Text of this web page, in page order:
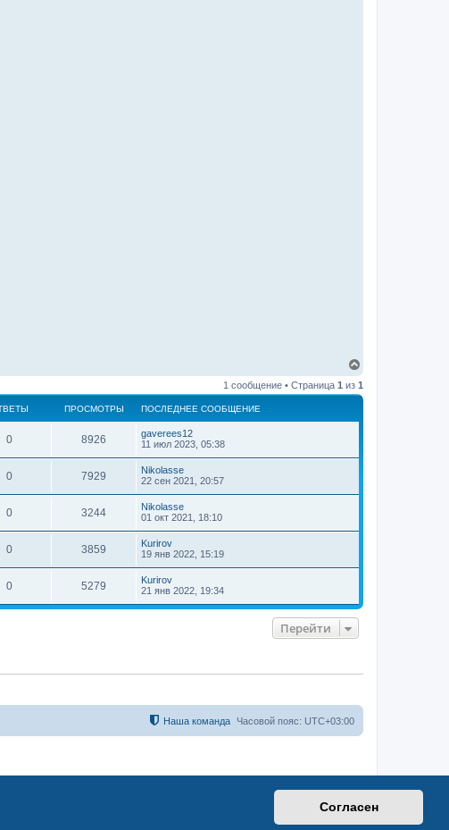
Согласен
р
н
1 сообщение • Страница 1 из 1
ПРОСМОТРЫ ПОСЛЕДНЕЕ СООБЩЕНИЕ
0 8926
gaverees12
11 июл 2023, 05:38
0 7929
Nikolasse
22 сен 2021, 20:57
0 3244
Nikolasse
01 окт 2021, 18:10
0 3859
Kurirov
19 янв 2022, 15:19
0 5279
Kurirov
21 янв 2022, 19:34
Перейти
Часовой пояс: UTC+03:00
Наша команда